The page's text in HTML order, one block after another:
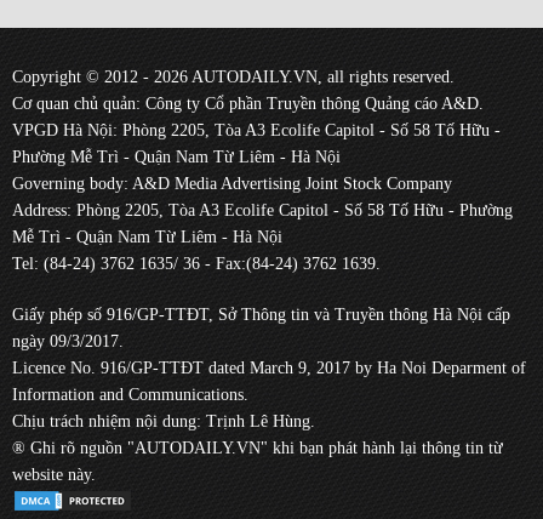
Copyright © 2012 - 2026 AUTODAILY.VN, all rights reserved.
Cơ quan chủ quản: Công ty Cổ phần Truyền thông Quảng cáo A&D.
VPGD Hà Nội: Phòng 2205, Tòa A3 Ecolife Capitol - Số 58 Tố Hữu -
Phường Mễ Trì - Quận Nam Từ Liêm - Hà Nội
Governing body: A&D Media Advertising Joint Stock Company
Address: Phòng 2205, Tòa A3 Ecolife Capitol - Số 58 Tố Hữu - Phường
Mễ Trì - Quận Nam Từ Liêm - Hà Nội
Tel: (84-24) 3762 1635/ 36 - Fax:(84-24) 3762 1639.
Giấy phép số 916/GP-TTĐT, Sở Thông tin và Truyền thông Hà Nội cấp
ngày 09/3/2017.
Licence No. 916/GP-TTĐT dated March 9, 2017 by Ha Noi Deparment of
Information and Communications.
Chịu trách nhiệm nội dung: Trịnh Lê Hùng.
® Ghi rõ nguồn "AUTODAILY.VN" khi bạn phát hành lại thông tin từ
website này.